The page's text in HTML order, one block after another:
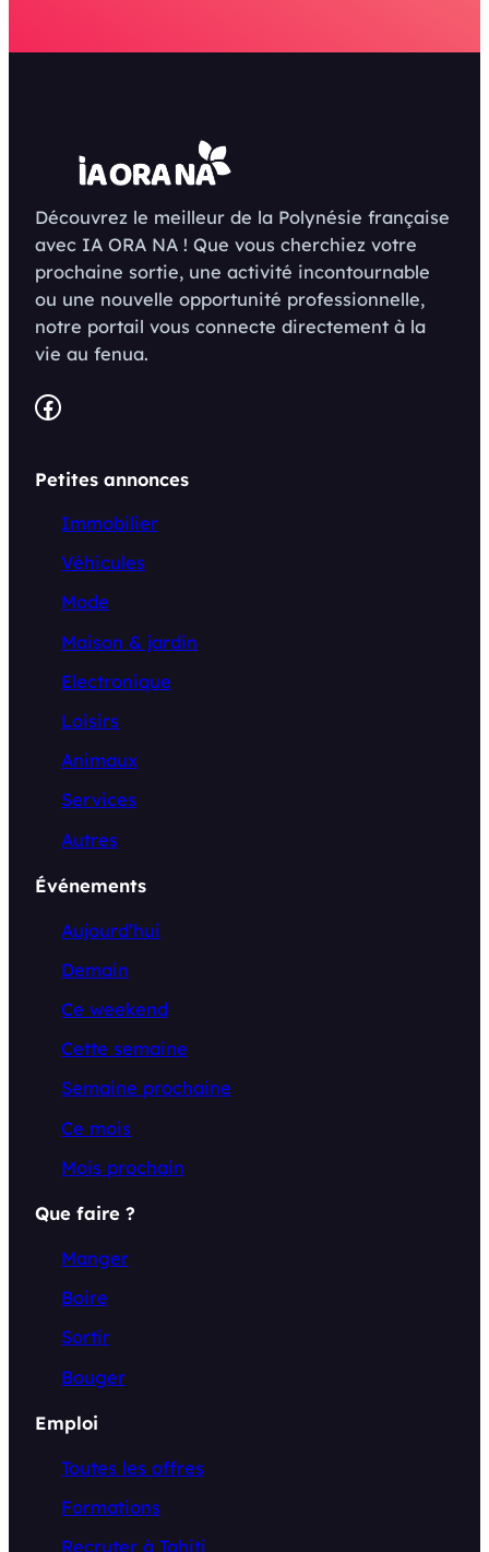
Découvrez le meilleur de la Polynésie française
avec IA ORA NA ! Que vous cherchiez votre
prochaine sortie, une activité incontournable
ou une nouvelle opportunité professionnelle,
notre portail vous connecte directement à la
vie au fenua.
Facebook
Petites annonces
Immobilier
Véhicules
Mode
Maison & jardin
Electronique
Loisirs
Animaux
Services
Autres
Événements
Aujourd’hui
Demain
Ce weekend
Cette semaine
Semaine prochaine
Ce mois
Mois prochain
Que faire ?
Manger
Boire
Sortir
Bouger
Emploi
Toutes les offres
Formations
Recruter à Tahiti